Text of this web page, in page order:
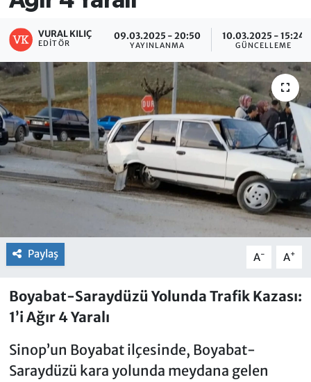
VURAL KILIÇ
EDITÖR
09.03.2025 - 20:50
YAYINLANMA
10.03.2025 - 15:24
GÜNCELLEME
Paylaş A- A+
Boyabat-Saraydüzü Yolunda Trafik Kazası:
1’i Ağır 4 Yaralı
Sinop’un Boyabat ilçesinde, Boyabat-
Saraydüzü kara yolunda meydana gelen
Son Dakika Haberleri
Haber Arşivi